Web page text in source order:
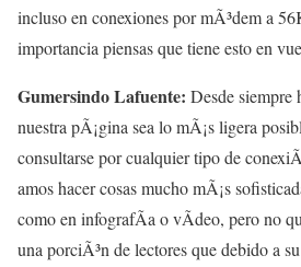
incluso en conexiones por mÃ³dem a
importancia piensas que tiene esto en
Gumersindo Lafuente: Desde siempre
nuestra pÃ¡gina sea lo mÃ¡s ligera
consultarse por cualquier tipo de
amos hacer cosas mucho mÃ¡s
como en infografÃ­a o vÃ­deo, pero no
una porciÃ³n de lectores que debido a